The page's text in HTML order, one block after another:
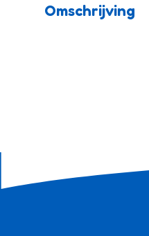
Omschrijving